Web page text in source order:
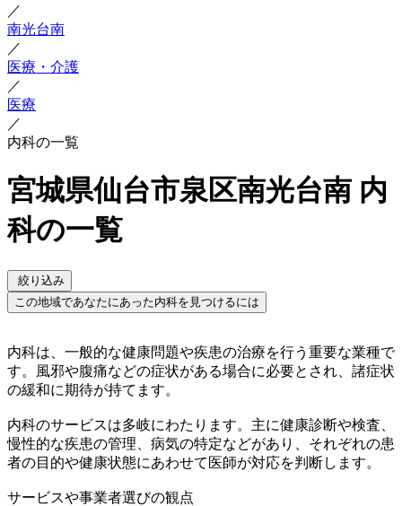
／
南光台南
／
医療・介護
／
医療
／
内科の一覧
宮城県仙台市泉区南光台南 内
科の一覧
絞り込み
この地域であなたにあった内科を見つけるには
内科は、一般的な健康問題や疾患の治療を行う重要な業種で
す。風邪や腹痛などの症状がある場合に必要とされ、諸症状
の緩和に期待が持てます。
内科のサービスは多岐にわたります。主に健康診断や検査、
慢性的な疾患の管理、病気の特定などがあり、それぞれの患
者の目的や健康状態にあわせて医師が対応を判断します。
サービスや事業者選びの観点